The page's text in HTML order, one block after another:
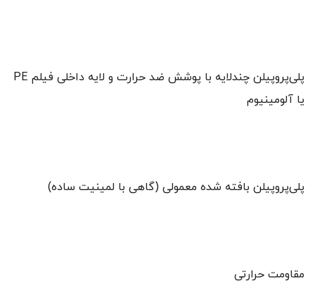
پلی‌پروپیلن چندلایه با پوشش ضد حرارت و لایه داخلی فیلم PE
یا آلومینیوم
پلی‌پروپیلن بافته شده معمولی (گاهی با لمینیت ساده)
مقاومت حرارتی